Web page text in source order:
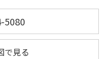
5080
で見る